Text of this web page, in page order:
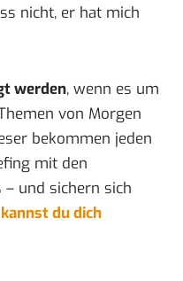
nicht, er hat mich
werden, wenn es um
von Morgen
bekommen jeden
mit den
und sichern sich
du dich